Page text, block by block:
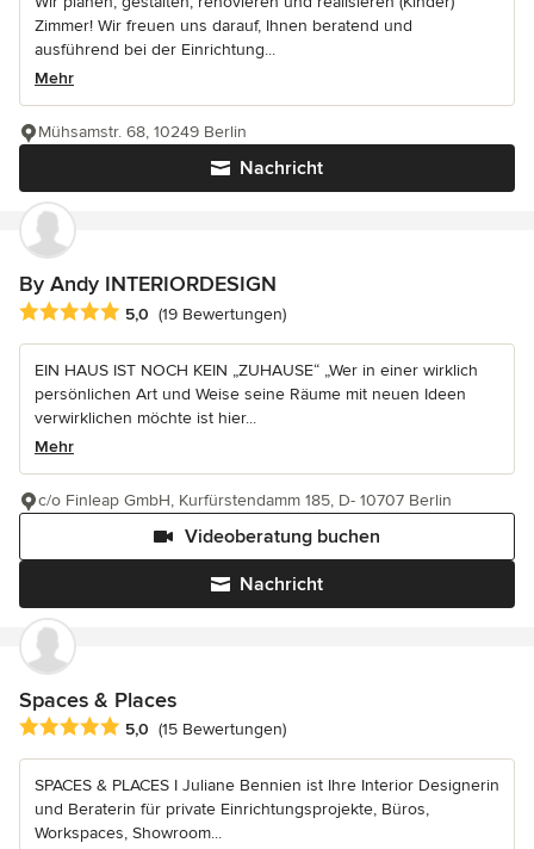
Zimmer! Wir freuen uns darauf, Ihnen beratend und
ausführend bei der Einrichtung...
Mehr
Nachricht
Mühsamstr. 68, 10249 Berlin
By Andy INTERIORDESIGN
Durchschnittliche Bewertung: 5 von 5 Sternen
5,0 (19 Bewertungen)
EIN HAUS IST NOCH KEIN „ZUHAUSE“ „Wer in einer wirklich
persönlichen Art und Weise seine Räume mit neuen Ideen
verwirklichen möchte ist hier...
Mehr
Nachricht
Videoberatung buchen
c/o Finleap GmbH, Kurfürstendamm 185, D- 10707 Berlin
Spaces & Places
Durchschnittliche Bewertung: 5 von 5 Sternen
5,0 (15 Bewertungen)
SPACES & PLACES I Juliane Bennien ist Ihre Interior Designerin
und Beraterin für private Einrichtungsprojekte, Büros,
Workspaces, Showroom...